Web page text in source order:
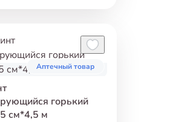
Аптечный товар
горький
см*4,5 м